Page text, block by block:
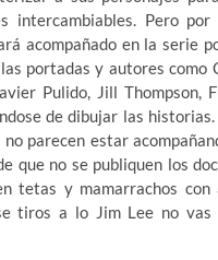
intercambiables. Pero
acompañado en la serie
portadas y autores como
Pulido, Jill Thompson,
de dibujar las
parecen estar
que no se publiquen los
tetas y mamarrachos con
tiros a lo Jim Lee no vas